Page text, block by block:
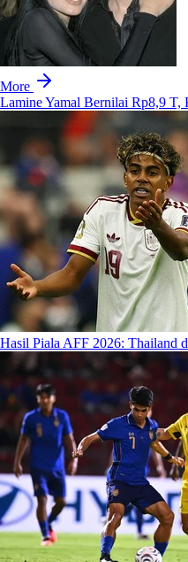
More
Lamine Yamal Bernilai Rp8,9 T,
Hasil Piala AFF 2026: Thailand